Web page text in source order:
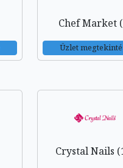
Chef Market
Üzlet
Crystal Nails